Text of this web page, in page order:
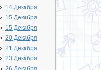
14 Декабря
15 Декабря
15 Декабря
20 Декабря
21 Декабря
23 Декабря
26 Декабря